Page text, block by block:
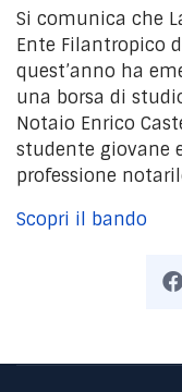
Si comunica che
Ente Filantropico
quest’anno ha
una borsa di
Notaio Enrico
studente giovane
professione
Scopri il bando